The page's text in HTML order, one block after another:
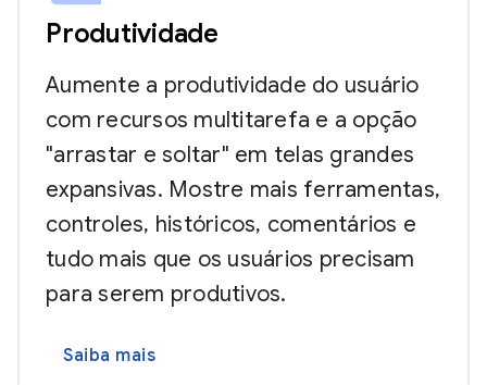
Produtividade
Aumente a produtividade do usuário
com recursos multitarefa e a opção
"arrastar e soltar" em telas grandes
expansivas. Mostre mais ferramentas,
controles, históricos, comentários e
tudo mais que os usuários precisam
para serem produtivos.
Saiba mais